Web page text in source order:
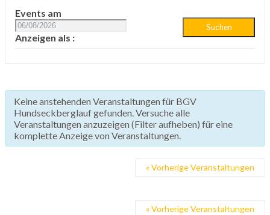
Such-
und
Veranstaltungen
Suche
Events am
Veranstaltung
Anzeigen als
Keine anstehenden Veranstaltungen für BGV
Hundseckberglauf gefunden. Versuche alle
Veranstaltungen anzuzeigen (Filter aufheben) für eine
komplette Anzeige von Veranstaltungen.
«Vorherige Veranstaltungen
«Vorherige Veranstaltungen